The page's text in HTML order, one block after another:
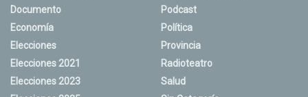
Documento
Economía
Elecciones
Elecciones 2021
Elecciones 2023
Podcast
Política
Provincia
Radioteatro
Salud